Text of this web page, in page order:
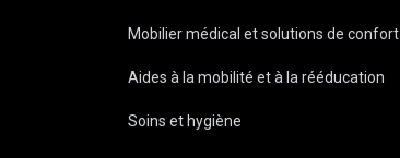
Mobilier médical et solutions de confort
Aides à la mobilité et à la rééducation
Soins et hygiène